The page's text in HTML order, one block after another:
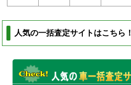
人気の一括査定サイトはこちら！